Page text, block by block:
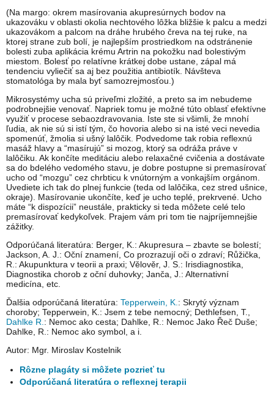
(Na margo: okrem masírovania akupresúrnych bodov na
ukazováku v oblasti okolia nechtového lôžka bližšie k palcu a medzi
ukazovákom a palcom na dráhe hrubého čreva na tej ruke, na
ktorej strane zub bolí, je najlepším prostriedkom na odstránenie
bolesti zuba aplikácia krému Artrin na pokožku nad bolestivým
miestom. Bolesť po relatívne krátkej dobe ustane, zápal má
tendenciu vyliečiť sa aj bez použitia antibiotík. Návšteva
stomatológa by mala byť samozrejmosťou.)
Mikrosystémy ucha sú priveľmi zložité, a preto sa im nebudeme
podrobnejšie venovať. Napriek tomu je možné túto oblasť efektívne
využiť v procese sebaozdravovania. Iste ste si všimli, že mnohí
ľudia, ak nie sú si istí tým, čo hovoria alebo si na isté veci nevedia
spomenúť, žmolia si ušný lalôčik. Podvedome tak robia reflexnú
masáž hlavy a “masírujú” si mozog, ktorý sa odráža práve v
lalôčiku. Ak končíte meditáciu alebo relaxačné cvičenia a dostávate
sa do bdelého vedomého stavu, je dobre postupne si premasírovať
ucho od “mozgu” cez chrbticu k vnútorným a vonkajším orgánom.
Uvediete ich tak do plnej funkcie (teda od lalôčika, cez stred ušnice,
okraje). Masírovanie ukončíte, keď je ucho teplé, prekrvené. Ucho
máte “k dispozícii” neustále, prakticky si teda môžete celé telo
premasírovať kedykoľvek. Prajem vám pri tom tie najpríjemnejšie
zážitky.
Odporúčaná literatúra: Berger, K.: Akupresura – zbavte se bolestí;
Jackson, A. J.: Oční znamení, Co prozrazují oči o zdraví; Růžička,
R.: Akupunktura v teorii a praxi; Vělověr, J. S.: Irisdiagnostika,
Diagnostika chorob z oční duhovky; Janča, J.: Alternativní
medicína, etc.
Ďalšia odporúčaná literatúra: Tepperwein, K. : Skrytý význam
choroby; Tepperwein, K.: Jsem z tebe nemocný; Dethlefsen, T.,
Dahlke R. : Nemoc ako cesta; Dahlke, R.: Nemoc Jako Řeč Duše;
Dahlke, R.: Nemoc ako symbol, a i.
Autor: Mgr. Miroslav Kostelnik
Rôzne plagáty si môžete pozrieť tu
Odporúčaná literatúra o reflexnej terapii